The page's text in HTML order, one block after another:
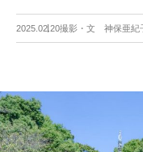
2025.02.20撮影・文 神保亜紀